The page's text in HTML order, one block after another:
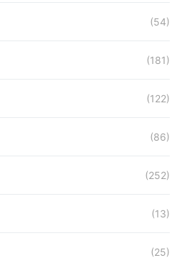
(54)
(181)
(122)
(86)
(252)
(13)
(25)